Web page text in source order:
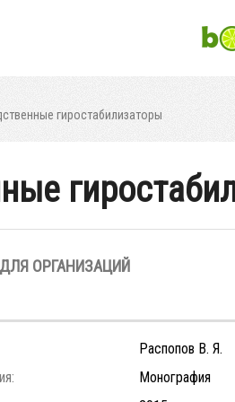
гиростабилизаторы
ОРГАНИЗАЦИЙ
Распопов В. Я.
Монография